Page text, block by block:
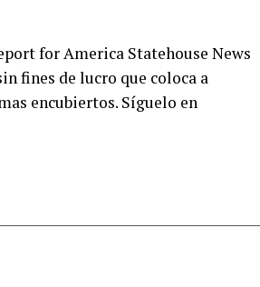
for America Statehouse News
fines de lucro que coloca a
encubiertos. Síguelo en